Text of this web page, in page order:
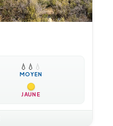
💧 💧 💧
MOYEN
JAUNE